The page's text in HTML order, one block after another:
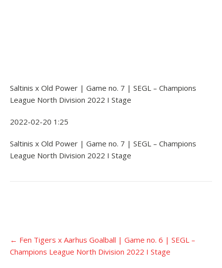
Saltinis x Old Power | Game no. 7 | SEGL – Champions
League North Division 2022 I Stage
2022-02-20 1:25
Saltinis x Old Power | Game no. 7 | SEGL – Champions
League North Division 2022 I Stage
navigacija
← Fen Tigers x Aarhus Goalball | Game no. 6 | SEGL –
Champions League North Division 2022 I Stage